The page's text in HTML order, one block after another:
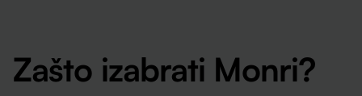
Zašto izabrati Monri?